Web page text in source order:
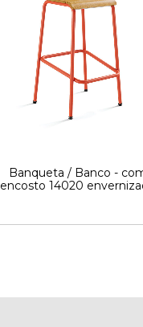
Banqueta / Banco -
encosto 14020